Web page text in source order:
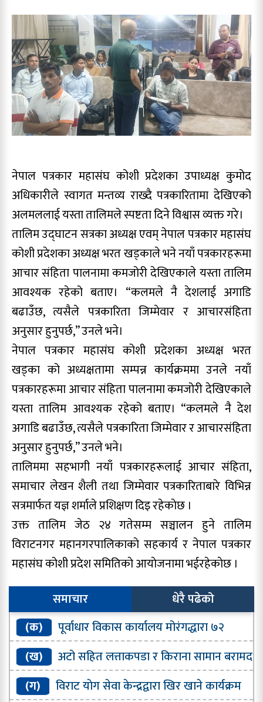
नेपाल पत्रकार महासंघ कोशी प्रदेशका उपाध्यक्ष कुमोद
अधिकारीले स्वागत मन्तव्य राख्दै पत्रकारितामा देखिएको
अलमललाई यस्ता तालिमले स्पष्टता दिने विश्वास व्यक्त गरे।
तालिम उद्घाटन सत्रका अध्यक्ष एवम् नेपाल पत्रकार महासंघ
कोशी प्रदेशका अध्यक्ष भरत खड्काले भने नयाँ पत्रकारहरूमा
आचार संहिता पालनामा कमजोरी देखिएकाले यस्ता तालिम
आवश्यक रहेको बताए। “कलमले नै देशलाई अगाडि
बढाउँछ, त्यसैले पत्रकारिता जिम्मेवार र आचारसंहिता
अनुसार हुनुपर्छ,” उनले भने।
नेपाल पत्रकार महासंघ कोशी प्रदेशका अध्यक्ष भरत
खड्का को अध्यक्षतामा सम्पन्न कार्यक्रममा उनले नयाँ
पत्रकारहरूमा आचार संहिता पालनामा कमजोरी देखिएकाले
यस्ता तालिम आवश्यक रहेको बताए। “कलमले नै देश
अगाडि बढाउँछ, त्यसैले पत्रकारिता जिम्मेवार र आचारसंहिता
अनुसार हुनुपर्छ,” उनले भने।
तालिममा सहभागी नयाँ पत्रकारहरूलाई आचार संहिता,
समाचार लेखन शैली तथा जिम्मेवार पत्रकारिताबारे विभिन्न
सत्रमार्फत यज्ञ शर्माले प्रशिक्षण दिइ रहेकाेछ ।
उक्त तालिम जेठ २४ गतेसम्म सञ्चालन हुने तालिम
विराटनगर महानगरपालिकाकाे सहकार्य र नेपाल पत्रकार
महासंघ कोशी प्रदेश समितिकाे आयाेजनामा भईरहेकाेछ ।
समाचार
धेरै पढेको
(क)
पूर्वाधार विकास कार्यालय मोरंगद्धारा ७२
प्रतिशत भौतिक प्रगति
(ख)
अटो सहित लत्ताकपडा र किराना सामान बरामद
(ग)
विराट याेग सेवा केन्द्रद्वारा खिर खाने कार्यक्रम